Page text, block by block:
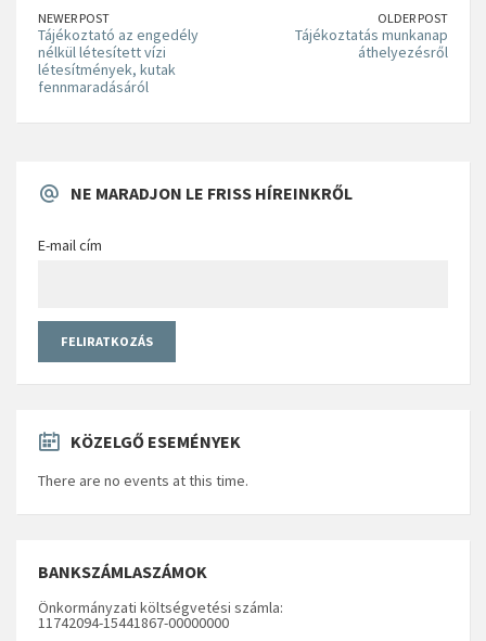
NEWER POST
Tájékoztató az engedély
nélkül létesített vízi
létesítmények, kutak
fennmaradásáról
OLDER POST
Tájékoztatás munkanap
áthelyezésről
NE MARADJON LE FRISS HÍREINKRŐL
E-mail cím
KÖZELGŐ ESEMÉNYEK
There are no events at this time.
BANKSZÁMLASZÁMOK
Önkormányzati költségvetési számla:
11742094-15441867-00000000